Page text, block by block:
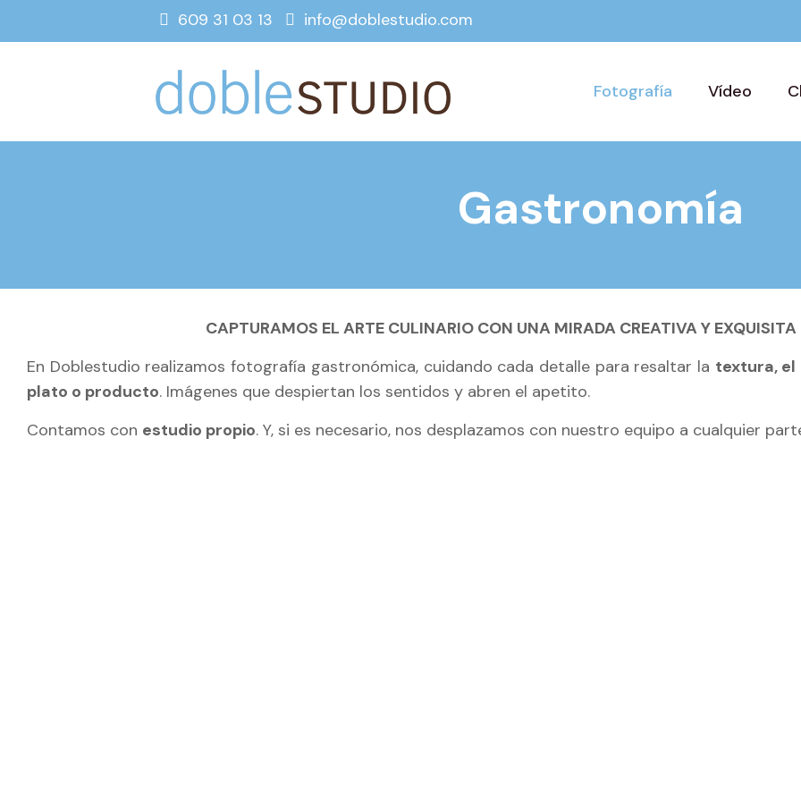
609 31 03 13 info@doblestudio.com
Fotografía Vídeo
Gastronomía
CAPTURAMOS EL ARTE CULINARIO CON UNA MIRADA CREATIVA Y EXQUISITA
En Doblestudio realizamos fotografía gastronómica, cuidando cada detalle para resaltar la textura, el
plato o producto. Imágenes que despiertan los sentidos y abren el apetito.
Contamos con estudio propio. Y, si es necesario, nos desplazamos con nuestro equipo a cualquier